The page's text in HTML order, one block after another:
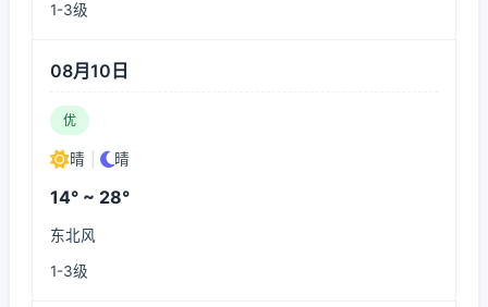
1-3级
08月10日
优
晴 晴
14° ~ 28°
东北风
1-3级